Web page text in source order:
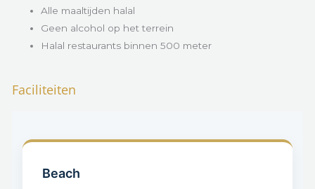
Alle maaltijden halal
Geen alcohol op het terrein
Halal restaurants binnen 500 meter
Faciliteiten
Beach